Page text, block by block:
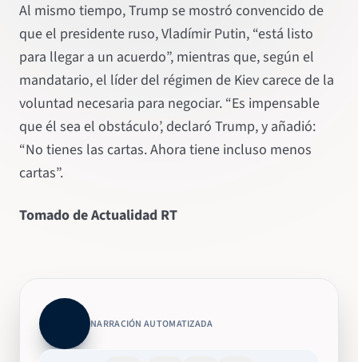
Al mismo tiempo, Trump se mostró convencido de
que el presidente ruso, Vladímir Putin, “está listo
para llegar a un acuerdo”, mientras que, según el
mandatario, el líder del régimen de Kiev carece de la
voluntad necesaria para negociar. “Es impensable
que él sea el obstáculo’, declaró Trump, y añadió:
“No tienes las cartas. Ahora tiene incluso menos
cartas”.
Tomado de Actualidad RT
NARRACIÓN AUTOMATIZADA